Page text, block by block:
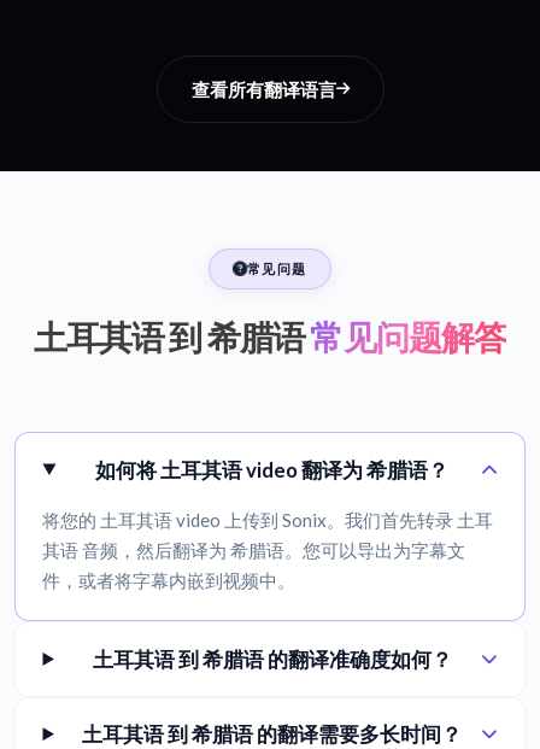
查看所有翻译语言
常见问题
土耳其语 到 希腊语常见问题解答
如何将 土耳其语 video 翻译为 希腊语？
将您的 土耳其语 video 上传到 Sonix。我们首先转录 土耳
其语 音频，然后翻译为 希腊语。您可以导出为字幕文
件，或者将字幕内嵌到视频中。
土耳其语 到 希腊语 的翻译准确度如何？
土耳其语 到 希腊语 的翻译需要多长时间？